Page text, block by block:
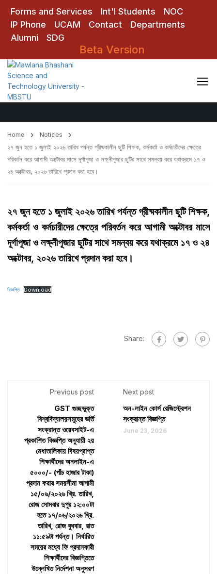
Forms and Services Int'l Students
NOC
IP Phone
UCAM Contact
Departments
Alumni
SDG
Beta Version
Notices
Home
Notices
২৭ জুন হতে ১ জুলাই ২০২৬ তারিখ পর্যন্ত গ্রীষ্মকালীন ছুটি শিক্ষক, কর্মকর্তা ও কর্মচারীদের ক্ষেত্রে
পরিবর্তন করে আগামী অক্টোবর মাসে দূর্গাপূজা ও লক্ষ্নীপূজার ছুটির সাথে সমন্বয় করে যথাক্রমে ১৭ ও
২৪ অক্টোবর, ২০২৬ তারিখে প্রদান করা হবে।
২৭ জুন হতে ১ জুলাই ২০২৬ তারিখ পর্যন্ত গ্রীষ্মকালীন ছুটি শিক্ষক,
কর্মকর্তা ও কর্মচারীদের ক্ষেত্রে পরিবর্তন করে আগামী অক্টোবর মাসে
দূর্গাপূজা ও লক্ষ্নীপূজার ছুটির সাথে সমন্বয় করে যথাক্রমে ১৭ ও ২৪
অক্টোবর, ২০২৬ তারিখে প্রদান করা হবে।
বিজ্ঞপ্তি Download
Share:
Previous post
GST গুচ্ছভুক্ত
বিশ্ববিদ্যালয়সমূহের ভর্তি
সংক্রান্ত ওয়েবসাইট-এ
প্রকাশিত বিজ্ঞপ্তি অনুযায়ী ২য়
মেধাতালিকায় বিষয়প্রাপ্ত
শিক্ষার্থীদের অনলাইন-এ
৫০০০/- (পাঁচ হাজার টাকা)
প্রদান করার সময়সীমা আগামী
১৫/০৬/২০২৬ খ্রি. তারিখ,
রোজ সোমবার দুপুর ১২:০০টা
হতে ১৭/০৬/২০২৬ খ্রি.
তারিখ, রোজ বুধবার, রাত
১১:৫৯টা পর্যন্ত। নির্ধারিত
সময়ের মধ্যে ফি প্রদানকারী
শিক্ষার্থীদের বিজ্ঞপ্তিতে
উল্লেখিত নির্দেশনা অনুসরণ
Next post
অন-লাইন কোর্স রেজিস্ট্রেশন
সংক্রান্ত বিজ্ঞপ্তি
June 23, 2026